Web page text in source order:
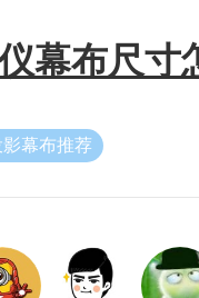
幕布尺寸
影幕布推荐